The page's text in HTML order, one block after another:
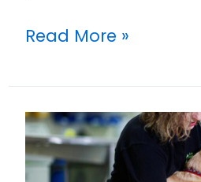
Read More »
Por
que
escolher